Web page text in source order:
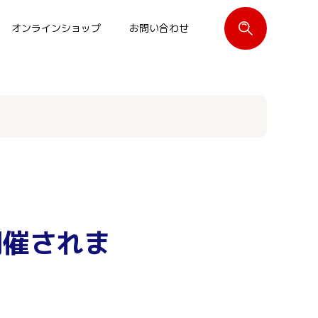
オンラインショップ お問い合わせ
されま